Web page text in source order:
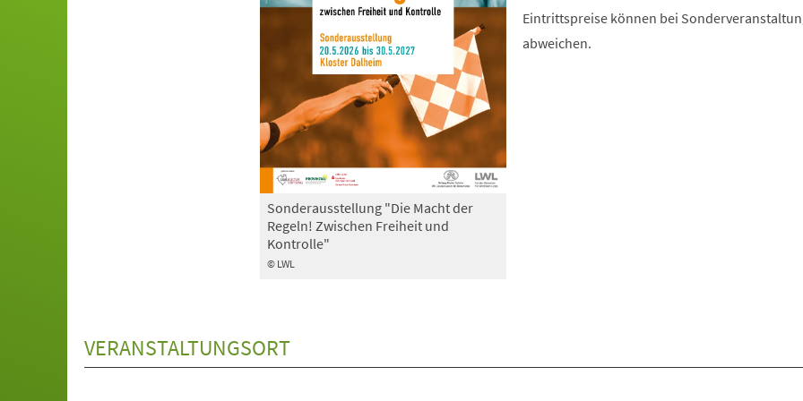
© LWL
Sonderausstellung "Die Macht der
Regeln! Zwischen Freiheit und
Kontrolle"
Eintrittspreise können bei
abweichen.
VERANSTALTUNGSORT